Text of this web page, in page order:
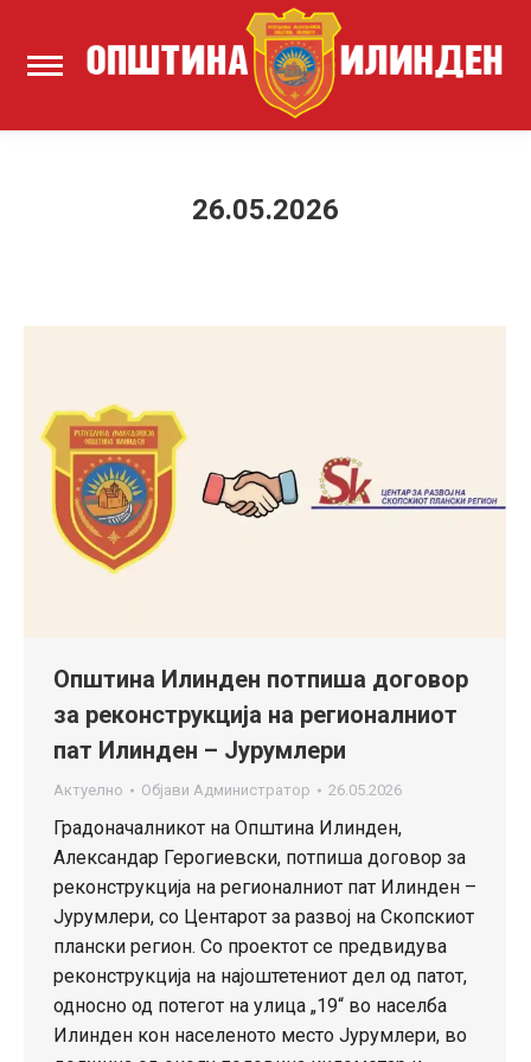
26.05.2026
Општина Илинден потпиша договор
за реконструкција на регионалниот
пат Илинден – Јурумлери
Актуелно Објави Администратор 26.05.2026
Градоначалникот на Општина Илинден,
Александар Герогиевски, потпиша договор за
реконструкција на регионалниот пат Илинден –
Јурумлери, со Центарот за развој на Скопскиот
плански регион. Со проектот се предвидува
реконструкција на најоштетениот дел од патот,
односно од потегот на улица „19“ во населба
Илинден кон населеното место Јурумлери, во